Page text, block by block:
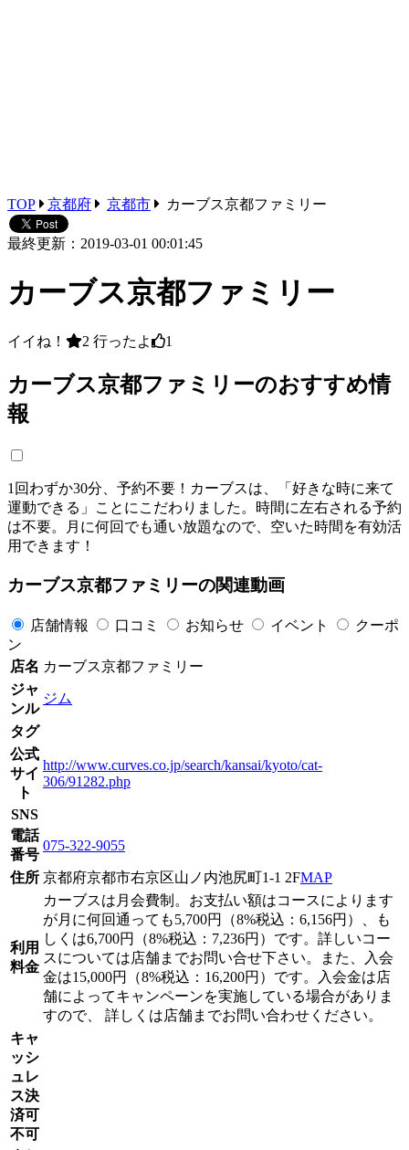
TOP 京都府 京都市 カーブス京都ファミリー
最終更新：2019-03-01 00:01:45
カーブス京都ファミリー
イイね！ 2 行ったよ 1
カーブス京都ファミリーのおすすめ情
報
1回わずか30分、予約不要！カーブスは、「好きな時に来て
運動できる」ことにこだわりました。時間に左右される予約
は不要。月に何回でも通い放題なので、空いた時間を有効活
用できます！
カーブス京都ファミリーの関連動画
店舗情報 口コミ お知らせ イベント
クーポ
ン
店名 カーブス京都ファミリー
ジャ
ンル
ジム
タグ
公式
サイ
ト
http://www.curves.co.jp/search/kansai/kyoto/cat-
306/91282.php
SNS
電話
番号
075-322-9055
住所 京都府京都市右京区山ノ内池尻町1-1 2FMAP
利用
料金
カーブスは月会費制。お支払い額はコースによります
が月に何回通っても5,700円（8%税込：6,156円）、も
しくは6,700円（8%税込：7,236円）です。詳しいコー
スについては店舗までお問い合せ下さい。また、入会
金は15,000円（8%税込：16,200円）です。入会金は店
舗によってキャンペーンを実施している場合がありま
すので、 詳しくは店舗までお問い合わせください。
キャ
ッシ
ュレ
ス決
済可
不可